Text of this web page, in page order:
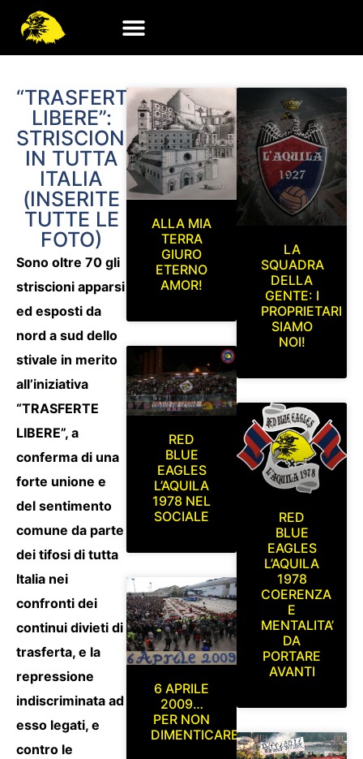
“TRASFERTE
LIBERE”:
STRISCIONI
IN TUTTA
ITALIA
(INSERITE
TUTTE LE
FOTO)
Sono oltre 70 gli
striscioni apparsi
ed esposti da
nord a sud dello
stivale in merito
all’iniziativa
“TRASFERTE
LIBERE”, a
conferma di una
forte unione e
del sentimento
comune da parte
dei tifosi di tutta
Italia nei
confronti dei
continui divieti di
trasferta, e la
repressione
indiscriminata ad
esso legati, e
contro le
ALLA MIA
TERRA
GIURO
ETERNO
AMOR!
RED
BLUE
EAGLES
L’AQUILA
1978 NEL
SOCIALE
6 APRILE
2009…
PER NON
DIMENTICARE
LA
SQUADRA
DELLA
GENTE: I
PROPRIETARI
SIAMO
NOI!
RED
BLUE
EAGLES
L’AQUILA
1978
COERENZA
E
MENTALITA’
DA
PORTARE
AVANTI